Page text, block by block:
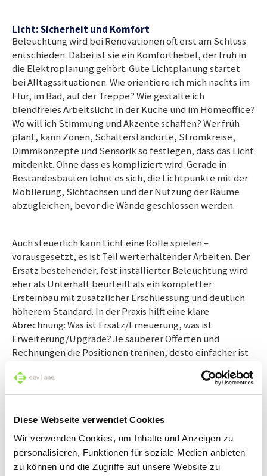
Diese Webseite verwendet Cookies
Wir verwenden Cookies, um Inhalte und Anzeigen zu
personalisieren, Funktionen für soziale Medien anbieten
zu können und die Zugriffe auf unsere Website zu
Licht: Sicherheit und Komfort
Beleuchtung wird bei Renovationen oft erst am Schluss
entschieden. Dabei ist sie ein Komforthebel, der früh in
die Elektroplanung gehört. Gute Lichtplanung startet
bei Alltagssituationen. Wie orientiere ich mich nachts im
Flur, im Bad, auf der Treppe? Wie gestalte ich
blendfreies Arbeitslicht in der Küche und im Homeoffice?
Wo will ich Stimmung und Akzente schaffen? Wer früh
plant, kann Zonen, Schalterstandorte, Stromkreise,
Dimmkonzepte und Sensorik so festlegen, dass das Licht
mitdenkt. Ohne dass es kompliziert wird. Gerade in
Bestandesbauten lohnt es sich, die Lichtpunkte mit der
Möblierung, Sichtachsen und der Nutzung der Räume
abzugleichen, bevor die Wände geschlossen werden.
Auch steuerlich kann Licht eine Rolle spielen –
vorausgesetzt, es ist Teil werterhaltender Arbeiten. Der
Ersatz bestehender, fest installierter Beleuchtung wird
eher als Unterhalt beurteilt als ein kompletter
Ersteinbau mit zusätzlicher Erschliessung und deutlich
höherem Standard. In der Praxis hilft eine klare
Abrechnung: Was ist Ersatz/Erneuerung, was ist
Erweiterung/Upgrade? Je sauberer Offerten und
Rechnungen die Positionen trennen, desto einfacher ist